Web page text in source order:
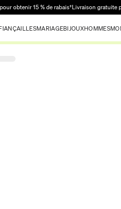
obtenir 15 % de rabais†Livraison gratuite
MARIAGEBIJOUXHOMMES